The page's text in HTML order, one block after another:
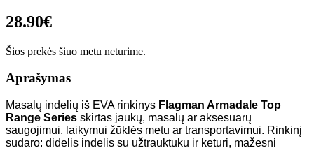
28.90€
Šios prekės šiuo metu neturime.
Aprašymas
Masalų indelių iš EVA rinkinys Flagman Armadale Top
Range Series skirtas jaukų, masalų ar aksesuarų
saugojimui, laikymui žūklės metu ar transportavimui. Rinkinį
sudaro: didelis indelis su užtrauktuku ir keturi, mažesni